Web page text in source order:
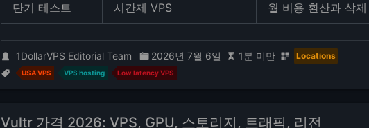
단기 테스트 시간제 VPS 월 비용 환산과 삭제
1DollarVPS Editorial Team 2026년 7월 6일 1분 미만 Locations
USA VPS VPS hosting Low latency VPS
Vultr 가격 2026: VPS, GPU, 스토리지, 트래픽, 리전